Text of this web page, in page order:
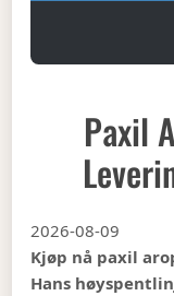
Paxil
2026-08-09
Kjøp nå paxil
Hans